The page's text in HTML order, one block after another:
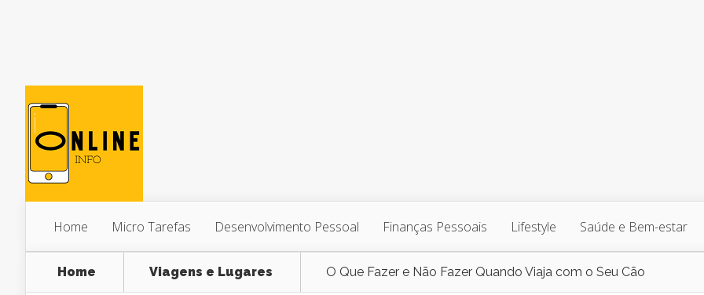
Home Micro Tarefas Desenvolvimento Pessoal Finanças Pessoais Lifestyle Saúde e Bem-estar
Home Viagens e Lugares O Que Fazer e Não Fazer Quando Viaja com o Seu Cão